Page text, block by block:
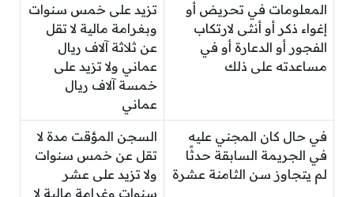
المعلومات في تحريض أو
إغواء ذكر أو أنثى لارتكاب
الفجور أو الدعارة أو في
مساعدته على ذلك
تزيد على خمس سنوات
وبغرامة مالية لا تقل
عن ثلاثة آلاف ريال
عماني ولا تزيد على
خمسة آلاف ريال
عماني
في حال كان المجني عليه
في الجريمة السابقة حدثًا
لم يتجاوز سن الثامنة عشرة
السجن المؤقت مدة لا
تقل عن خمس سنوات
ولا تزيد على عشر
سنوات وغرامة مالية لا